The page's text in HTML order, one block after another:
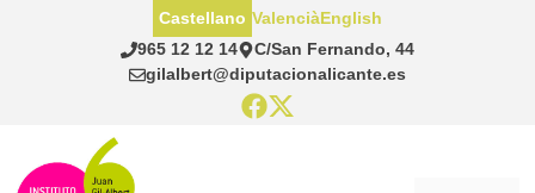
965 12 12 14
C/San Fernando, 44
gilalbert@diputacionalicante.es
Castellano ValenciàEnglish